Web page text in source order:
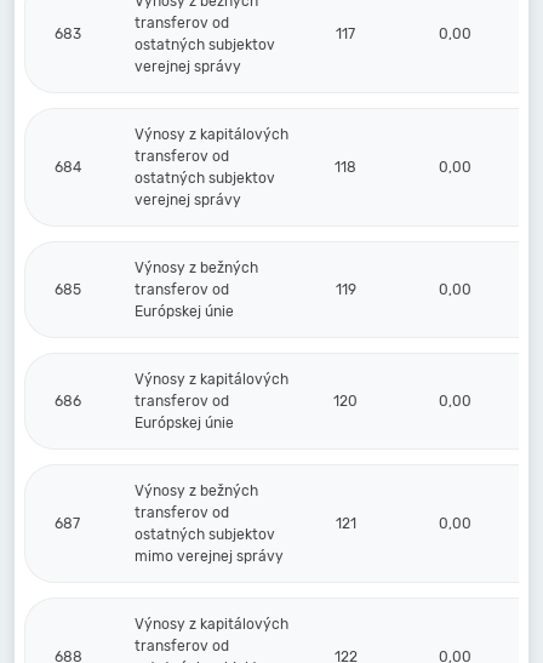
683
transferov od
ostatných subjektov
verejnej správy
117 0,00
684
Výnosy z kapitálových
transferov od
ostatných subjektov
verejnej správy
118 0,00
685
Výnosy z bežných
transferov od
Európskej únie
119 0,00
686
Výnosy z kapitálových
transferov od
Európskej únie
120 0,00
687
Výnosy z bežných
transferov od
ostatných subjektov
mimo verejnej správy
121 0,00
688
Výnosy z kapitálových
transferov od
122 0,00